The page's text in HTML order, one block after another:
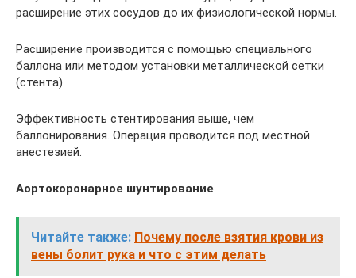
расширение этих сосудов до их физиологической нормы.
Расширение производится с помощью специального
баллона или методом установки металлической сетки
(стента).
Эффективность стентирования выше, чем
баллонирования. Операция проводится под местной
анестезией.
Аортокоронарное шунтирование
Читайте также: Почему после взятия крови из
вены болит рука и что с этим делать